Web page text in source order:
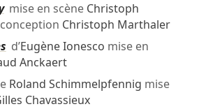
mise en scène Christoph
Christoph Marthaler
d’Eugène Ionesco mise en
Anckaert
Roland Schimmelpfennig mise
Chavassieux